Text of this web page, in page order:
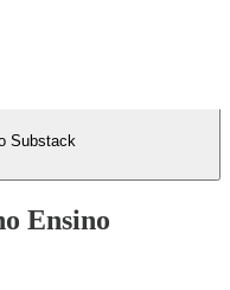
Substack
Ensino